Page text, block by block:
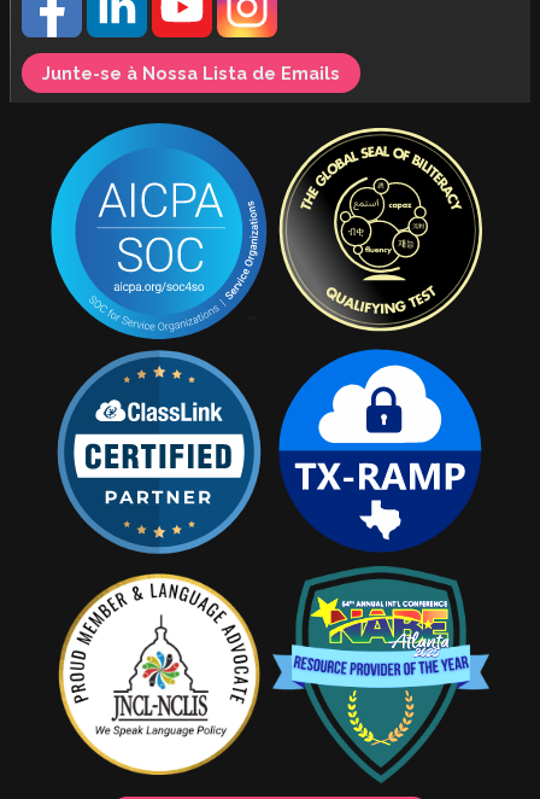
Junte-se à Nossa Lista de Emails